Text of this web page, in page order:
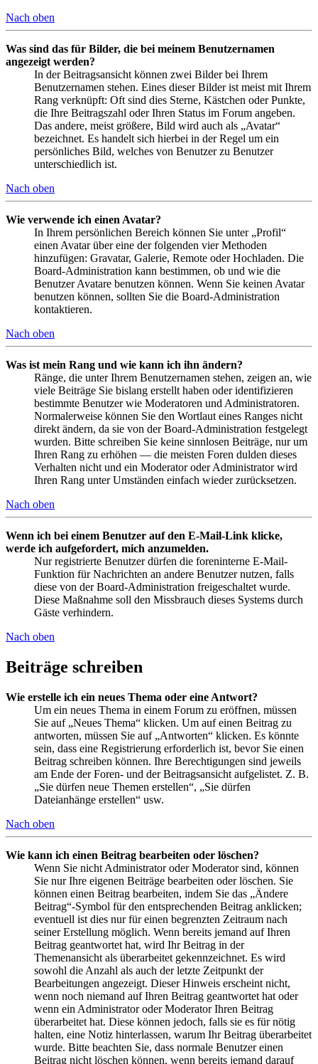
Nach oben
Was sind das für Bilder, die bei meinem Benutzernamen
angezeigt werden?
In der Beitragsansicht können zwei Bilder bei Ihrem
Benutzernamen stehen. Eines dieser Bilder ist meist mit Ihrem
Rang verknüpft: Oft sind dies Sterne, Kästchen oder Punkte,
die Ihre Beitragszahl oder Ihren Status im Forum angeben.
Das andere, meist größere, Bild wird auch als „Avatar“
bezeichnet. Es handelt sich hierbei in der Regel um ein
persönliches Bild, welches von Benutzer zu Benutzer
unterschiedlich ist.
Nach oben
Wie verwende ich einen Avatar?
In Ihrem persönlichen Bereich können Sie unter „Profil“
einen Avatar über eine der folgenden vier Methoden
hinzufügen: Gravatar, Galerie, Remote oder Hochladen. Die
Board-Administration kann bestimmen, ob und wie die
Benutzer Avatare benutzen können. Wenn Sie keinen Avatar
benutzen können, sollten Sie die Board-Administration
kontaktieren.
Nach oben
Was ist mein Rang und wie kann ich ihn ändern?
Ränge, die unter Ihrem Benutzernamen stehen, zeigen an, wie
viele Beiträge Sie bislang erstellt haben oder identifizieren
bestimmte Benutzer wie Moderatoren und Administratoren.
Normalerweise können Sie den Wortlaut eines Ranges nicht
direkt ändern, da sie von der Board-Administration festgelegt
wurden. Bitte schreiben Sie keine sinnlosen Beiträge, nur um
Ihren Rang zu erhöhen — die meisten Foren dulden dieses
Verhalten nicht und ein Moderator oder Administrator wird
Ihren Rang unter Umständen einfach wieder zurücksetzen.
Nach oben
Wenn ich bei einem Benutzer auf den E-Mail-Link klicke,
werde ich aufgefordert, mich anzumelden.
Nur registrierte Benutzer dürfen die foreninterne E-Mail-
Funktion für Nachrichten an andere Benutzer nutzen, falls
diese von der Board-Administration freigeschaltet wurde.
Diese Maßnahme soll den Missbrauch dieses Systems durch
Gäste verhindern.
Nach oben
Beiträge schreiben
Wie erstelle ich ein neues Thema oder eine Antwort?
Um ein neues Thema in einem Forum zu eröffnen, müssen
Sie auf „Neues Thema“ klicken. Um auf einen Beitrag zu
antworten, müssen Sie auf „Antworten“ klicken. Es könnte
sein, dass eine Registrierung erforderlich ist, bevor Sie einen
Beitrag schreiben können. Ihre Berechtigungen sind jeweils
am Ende der Foren- und der Beitragsansicht aufgelistet. Z. B.
„Sie dürfen neue Themen erstellen“, „Sie dürfen
Dateianhänge erstellen“ usw.
Nach oben
Wie kann ich einen Beitrag bearbeiten oder löschen?
Wenn Sie nicht Administrator oder Moderator sind, können
Sie nur Ihre eigenen Beiträge bearbeiten oder löschen. Sie
können einen Beitrag bearbeiten, indem Sie das „Ändere
Beitrag“-Symbol für den entsprechenden Beitrag anklicken;
eventuell ist dies nur für einen begrenzten Zeitraum nach
seiner Erstellung möglich. Wenn bereits jemand auf Ihren
Beitrag geantwortet hat, wird Ihr Beitrag in der
Themenansicht als überarbeitet gekennzeichnet. Es wird
sowohl die Anzahl als auch der letzte Zeitpunkt der
Bearbeitungen angezeigt. Dieser Hinweis erscheint nicht,
wenn noch niemand auf Ihren Beitrag geantwortet hat oder
wenn ein Administrator oder Moderator Ihren Beitrag
überarbeitet hat. Diese können jedoch, falls sie es für nötig
halten, eine Notiz hinterlassen, warum Ihr Beitrag überarbeitet
wurde. Bitte beachten Sie, dass normale Benutzer einen
Beitrag nicht löschen können, wenn bereits jemand darauf